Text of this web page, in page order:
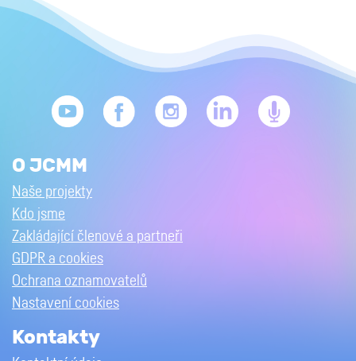
O JCMM
Naše projekty
Kdo jsme
Zakládající členové a partneři
GDPR a cookies
Ochrana oznamovatelů
Nastavení cookies
Kontakty